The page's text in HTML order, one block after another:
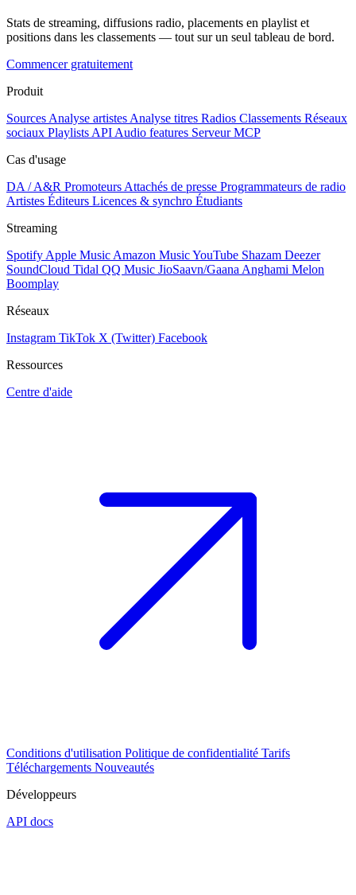
Stats de streaming, diffusions radio, placements en playlist et
positions dans les classements — tout sur un seul tableau de bord.
Commencer gratuitement
Produit
Sources Analyse artistes Analyse titres Radios Classements Réseaux
sociaux Playlists API Audio features Serveur MCP
Cas d'usage
DA / A&R Promoteurs Attachés de presse Programmateurs de radio
Artistes Éditeurs Licences & synchro Étudiants
Streaming
Spotify Apple Music Amazon MusicYouTube Shazam Deezer
SoundCloud Tidal QQ Music JioSaavn/Gaana Anghami Melon
Boomplay
Réseaux
Instagram TikTok X (Twitter) Facebook
Ressources
Centre d'aide
Conditions d'utilisation Politique de confidentialité Tarifs
Téléchargements Nouveautés
Développeurs
API docs